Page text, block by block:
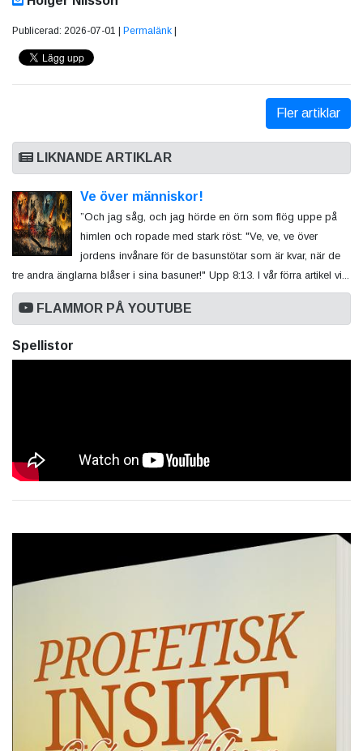
Publicerad: 2026-07-01 | Permalänk |
Fler artiklar
LIKNANDE ARTIKLAR
Ve över människor!
”Och jag såg, och jag hörde en örn som flög uppe på
himlen och ropade med stark röst: "Ve, ve, ve över
jordens invånare för de basunstötar som är kvar, när de
tre andra änglarna blåser i sina basuner!" Upp 8:13. I vår förra artikel vi...
FLAMMOR PÅ YOUTUBE
Spellistor